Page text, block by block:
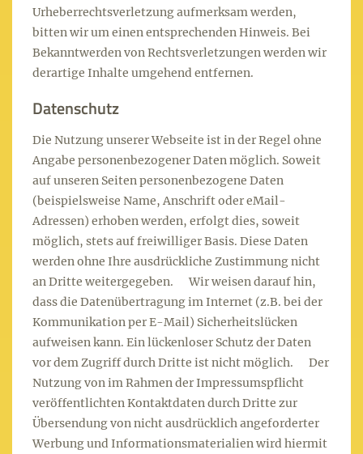
Urheberrechtsverletzung aufmerksam werden,
bitten wir um einen entsprechenden Hinweis. Bei
Bekanntwerden von Rechtsverletzungen werden wir
derartige Inhalte umgehend entfernen.
Datenschutz
Die Nutzung unserer Webseite ist in der Regel ohne
Angabe personenbezogener Daten möglich. Soweit
auf unseren Seiten personenbezogene Daten
(beispielsweise Name, Anschrift oder eMail-
Adressen) erhoben werden, erfolgt dies, soweit
möglich, stets auf freiwilliger Basis. Diese Daten
werden ohne Ihre ausdrückliche Zustimmung nicht
an Dritte weitergegeben. Wir weisen darauf hin,
dass die Datenübertragung im Internet (z.B. bei der
Kommunikation per E-Mail) Sicherheitslücken
aufweisen kann. Ein lückenloser Schutz der Daten
vor dem Zugriff durch Dritte ist nicht möglich. Der
Nutzung von im Rahmen der Impressumspflicht
veröffentlichten Kontaktdaten durch Dritte zur
Übersendung von nicht ausdrücklich angeforderter
Werbung und Informationsmaterialien wird hiermit